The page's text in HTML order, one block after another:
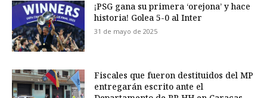
¡PSG gana su primera ‘orejona’ y hace
historia! Golea 5-0 al Inter
31 de mayo de 2025
Fiscales que fueron destituidos del MP
entregarán escrito ante el